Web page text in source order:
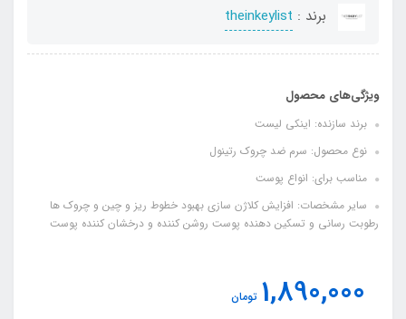
برند : theinkeylist
ویژگی‌های محصول
برند سازنده: اینکی لیست
نوع محصول: سرم ضد چروک رتینول
مناسب برای: انواع پوست
سایر مشخصات: افزایش کلاژن سازی بهبود خطوط ریز و چین و چروک ها
رطوبت رسانی و تسکین دهنده پوست روشن کننده و درخشان کننده پوست
1,890,000 تومان